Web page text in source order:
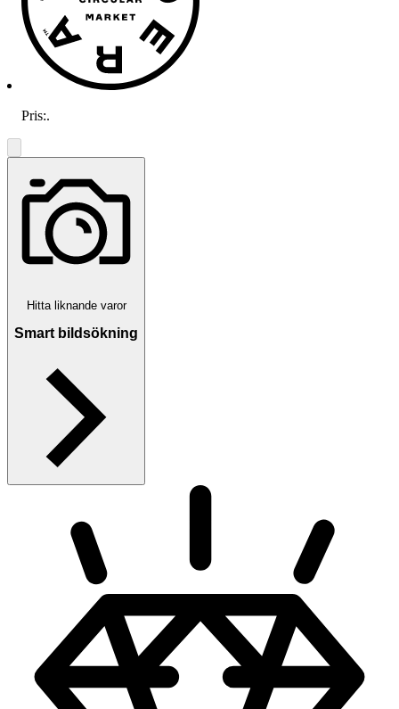
Pris:.
Hitta liknande varor
Smart bildsökning